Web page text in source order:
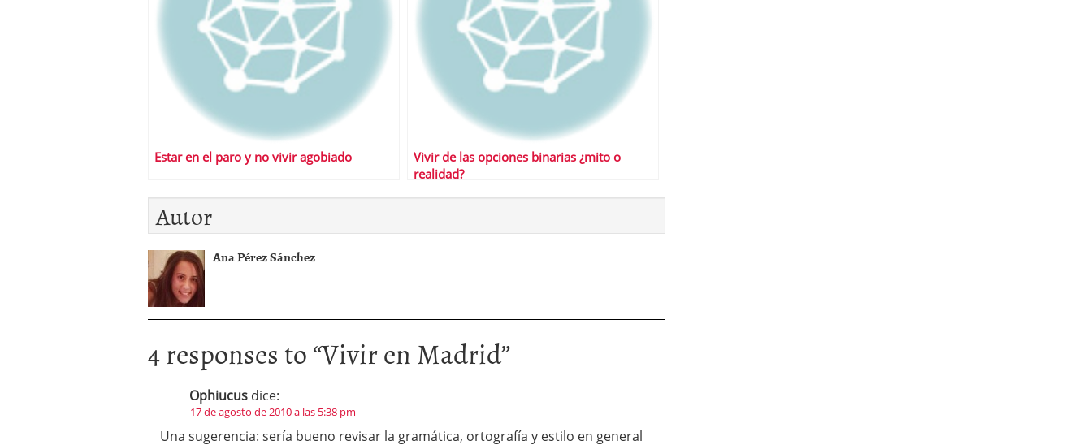
Estar en el paro y no vivir agobiado
Vivir de las opciones binarias ¿mito o
realidad?
Autor
Ana Pérez Sánchez
4 responses to “Vivir en Madrid”
Ophiucus dice:
17 de agosto de 2010 a las 5:38 pm
Una sugerencia: sería bueno revisar la gramática, ortografía y estilo en general